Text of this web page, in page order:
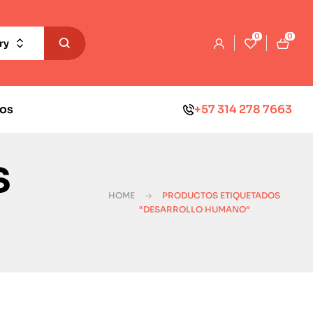
0 0
+57 314 278 7663
HOME
PRODUCTOS ETIQUETADOS
“DESARROLLO HUMANO”